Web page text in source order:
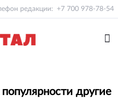
редакции: +7 700 978-78-54
другие